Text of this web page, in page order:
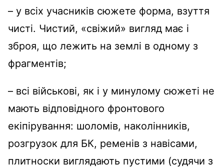
– у всіх учасників сюжете форма, взуття
чисті. Чистий, «свіжий» вигляд має і
зброя, що лежить на землі в одному з
фрагментів;
– всі військові, як і у минулому сюжеті не
мають відповідного фронтового
екіпірування: шоломів, наколінників,
розгрузок для БК, ременів з навісами,
плитноски виглядають пустими (судячи з